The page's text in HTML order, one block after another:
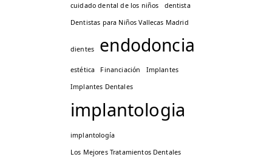
cuidado dental de los niños
dentista
Dentistas para Niños Vallecas Madrid
dientes endodoncia
estética Financiación
Implantes
Implantes Dentales
implantologia
implantología
Los Mejores Tratamientos Dentales